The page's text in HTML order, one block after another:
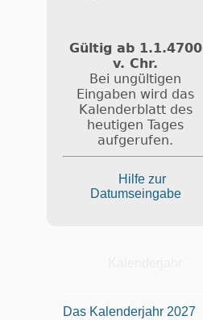
Gültig ab 1.1.4700
v. Chr.
Bei ungültigen
Eingaben wird das
Kalenderblatt des
heutigen Tages
aufgerufen.
Hilfe zur
Datumseingabe
Das Kalenderjahr 2027